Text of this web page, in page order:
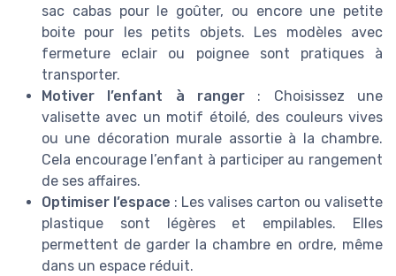
sac cabas pour le goûter, ou encore une petite
boite pour les petits objets. Les modèles avec
fermeture eclair ou poignee sont pratiques à
transporter.
Motiver l’enfant à ranger : Choisissez une
valisette avec un motif étoilé, des couleurs vives
ou une décoration murale assortie à la chambre.
Cela encourage l’enfant à participer au rangement
de ses affaires.
Optimiser l’espace : Les valises carton ou valisette
plastique sont légères et empilables. Elles
permettent de garder la chambre en ordre, même
dans un espace réduit.